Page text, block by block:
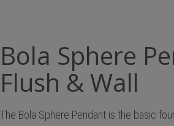
Bola Sphere
Flush & Wall
The Bola Sphere Pendant is the basic